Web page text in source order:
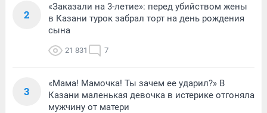
2
«Заказали на 3-летие»: перед убийством жены
в Казани турок забрал торт на день рождения
сына
21 831 7
3
«Мама! Мамочка! Ты зачем ее ударил?» В
Казани маленькая девочка в истерике отгоняла
мужчину от матери